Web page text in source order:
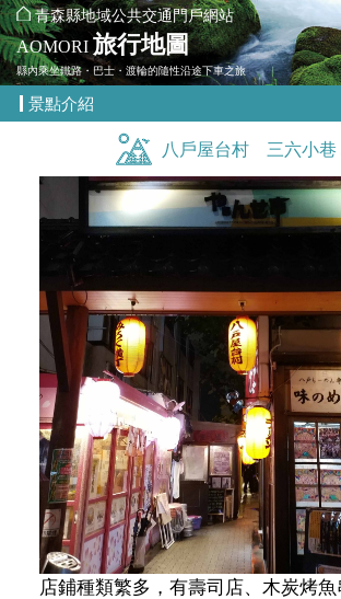
青森縣地域公共交通門戶網站
AOMORI 旅行地圖
縣內乘坐鐵路・巴士・渡輪的隨性沿途下車之旅
景點介紹
八戶屋台村 三六小巷
店鋪種類繁多，有壽司店、木炭烤